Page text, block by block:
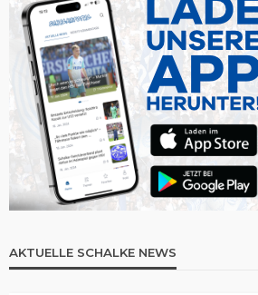
AKTUELLE SCHALKE NEWS